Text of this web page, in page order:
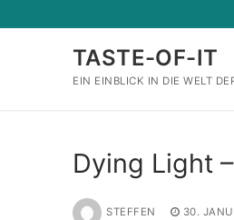
Inhalt
TASTE-OF-IT
EIN EINBLICK IN DIE WELT
Dying Light
STEFFEN 30.